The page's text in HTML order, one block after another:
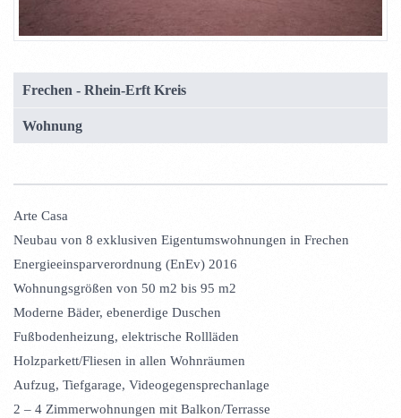
Frechen - Rhein-Erft Kreis
Wohnung
Arte Casa
Neubau von 8 exklusiven Eigentumswohnungen in Frechen
Energieeinsparverordnung (EnEv) 2016
Wohnungsgrößen von 50 m2 bis 95 m2
Moderne Bäder, ebenerdige Duschen
Fußbodenheizung, elektrische Rollläden
Holzparkett/Fliesen in allen Wohnräumen
Aufzug, Tiefgarage, Videogegensprechanlage
2 – 4 Zimmerwohnungen mit Balkon/Terrasse